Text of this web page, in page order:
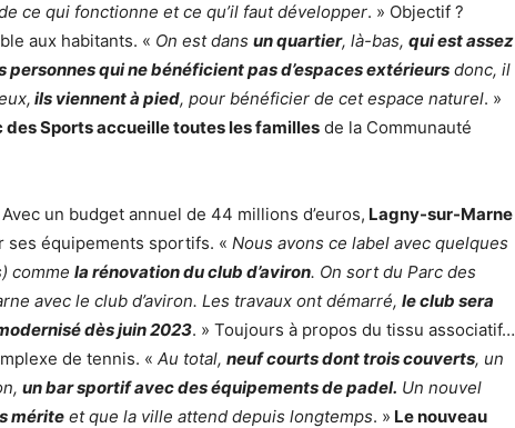
ce qui fonctionne et ce qu’il faut développer. » Objectif ?
aux habitants. « On est dans un quartier, là-bas, qui est assez
personnes qui ne bénéficient pas d’espaces extérieurs donc, il
ils viennent à pied, pour bénéficier de cet espace naturel. »
des Sports accueille toutes les familles de la Communauté
Avec un budget annuel de 44 millions d’euros, Lagny-sur-Marne
ses équipements sportifs. « Nous avons ce label avec quelques
comme la rénovation du club d’aviron. On sort du Parc des
avec le club d’aviron. Les travaux ont démarré, le club sera
dès juin 2023. » Toujours à propos du tissu associatif…
de tennis. « Au total, neuf courts dont trois couverts, un
un bar sportif avec des équipements de padel. Un nouvel
mérite et que la ville attend depuis longtemps. » Le nouveau